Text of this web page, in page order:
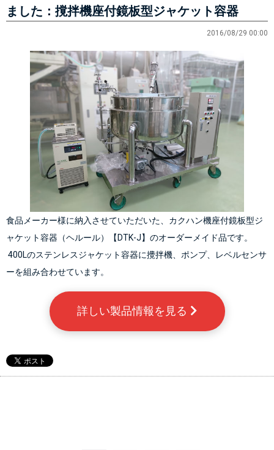
ました：撹拌機座付鏡板型ジャケット容器
2016/08/29 00:00
食品メーカー様に納入させていただいた、カクハン機座付鏡板型ジ
ャケット容器（ヘルール）【DTK-J】のオーダーメイド品です。
ーを組み合わせています。
詳しい製品情報を見る